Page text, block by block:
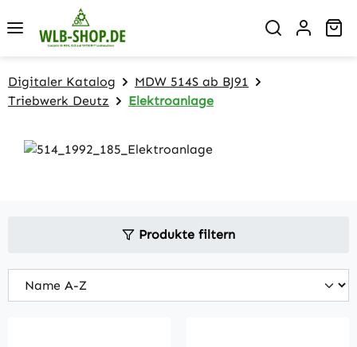
Zum Hauptinhalt springen
Digitaler Katalog
MDW 514S ab BJ91
Triebwerk Deutz
Elektroanlage
Produkte filtern